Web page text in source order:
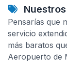
Pensarías que
servicio
más baratos
Aeropuerto de